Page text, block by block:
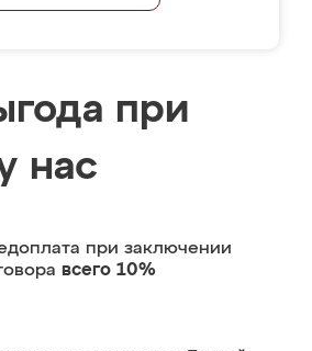
при
нас
при заключении
всего 10%